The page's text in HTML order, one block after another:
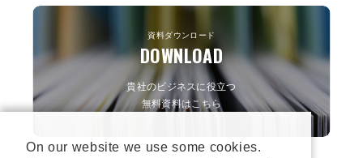
資料ダウンロード
DOWNLOAD
貴社のビジネスに役立つ
無料資料はこちら
On our website we use some cookies.